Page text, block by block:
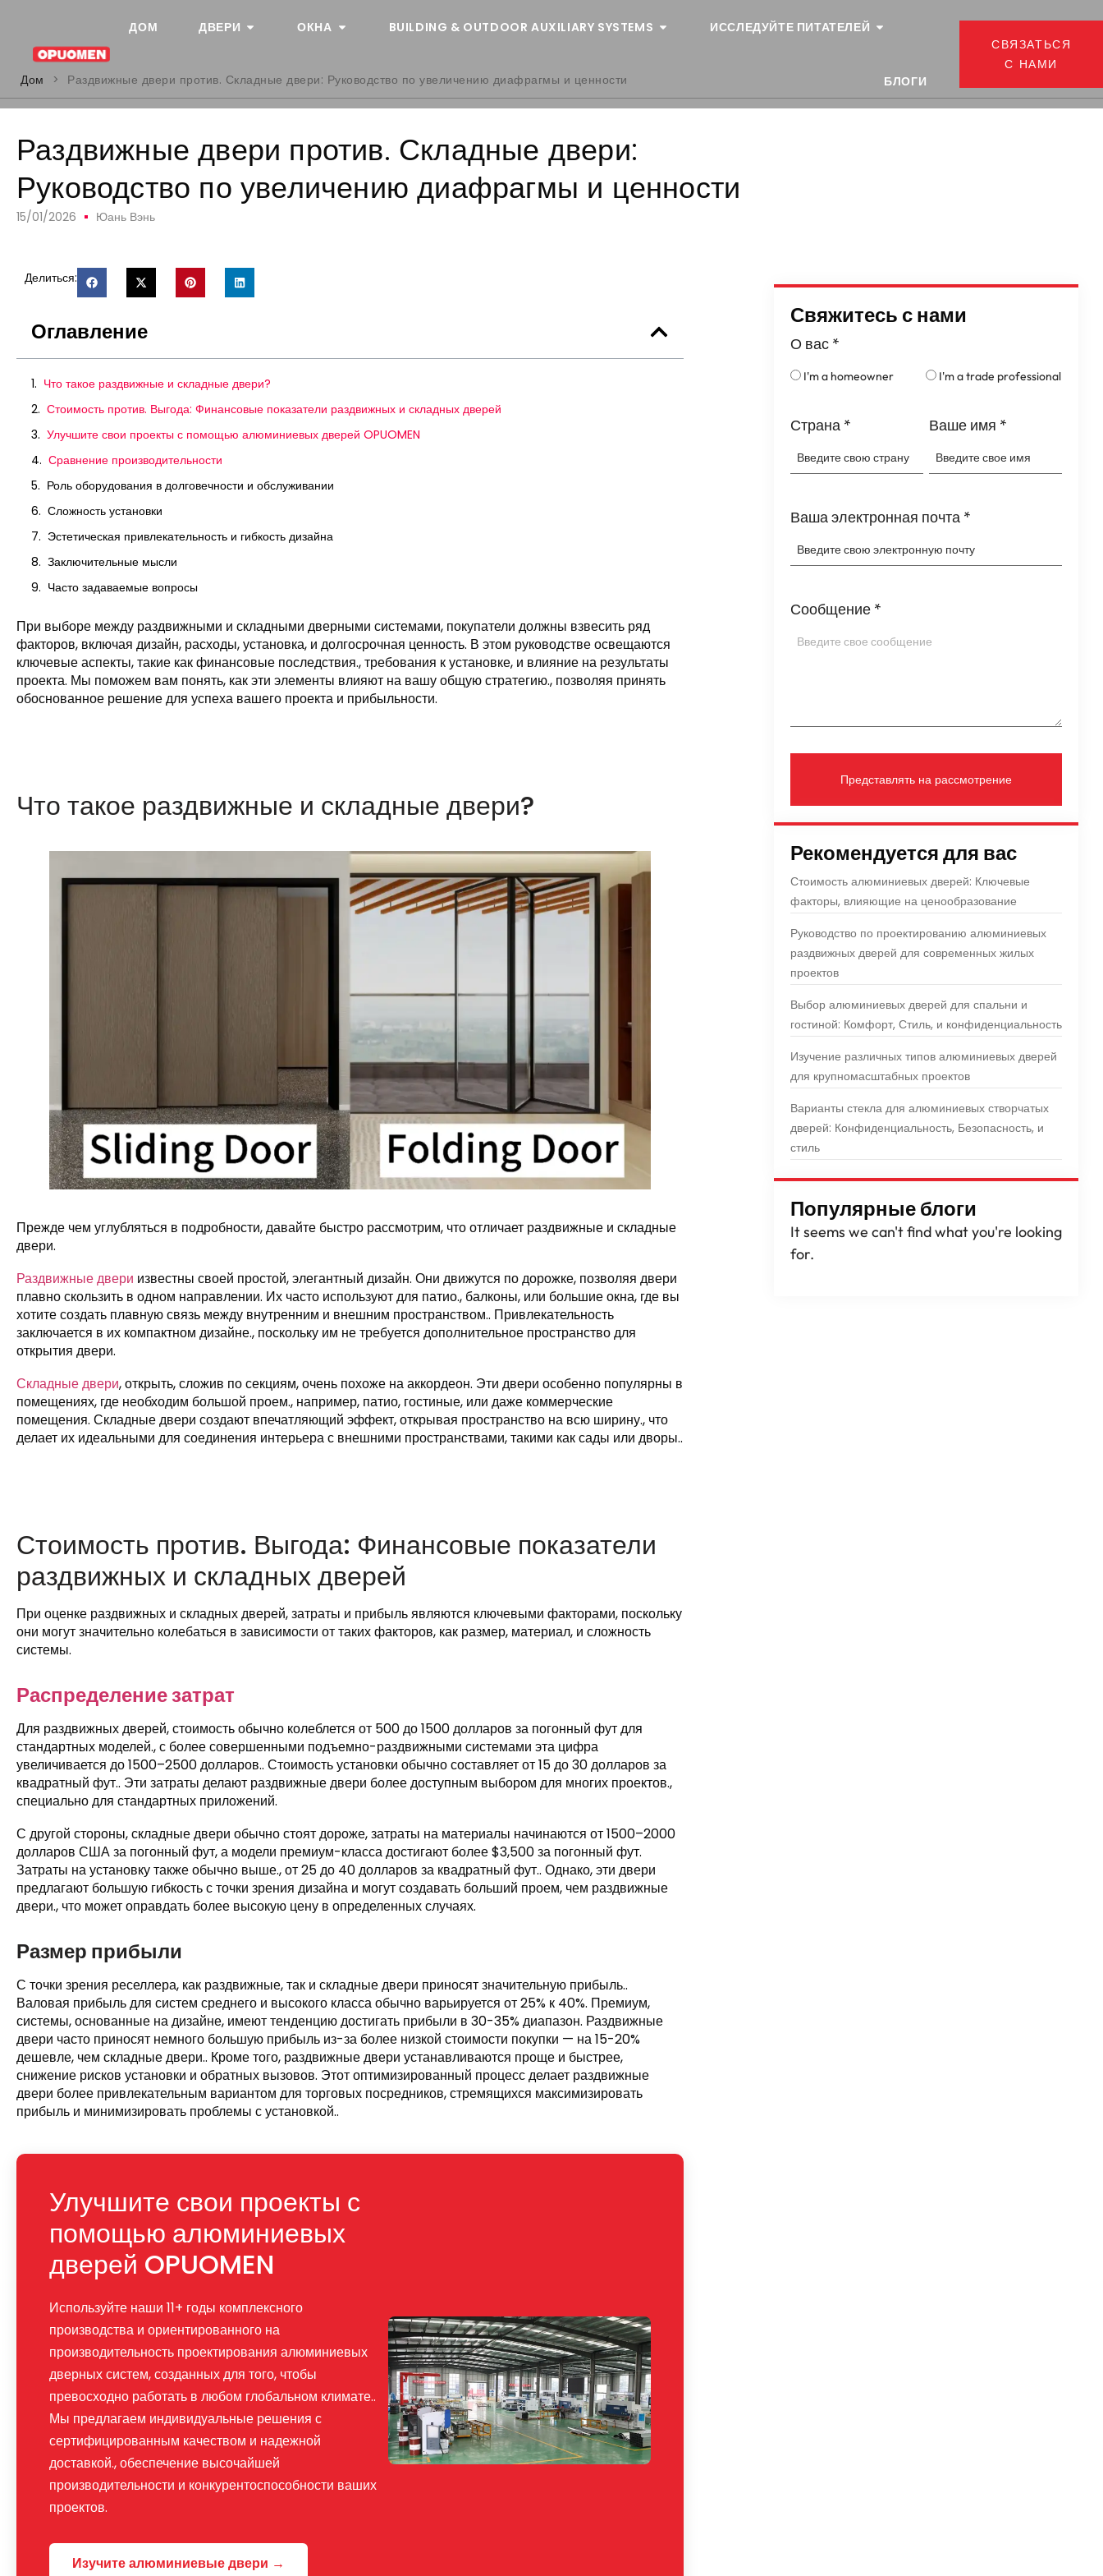
ДОМ ДВЕРИ ОКНА BUILDING & OUTDOOR AUXILIARY SYSTEMS ИССЛЕДУЙТЕ ПИТАТЕЛЕЙ
БЛОГИ
СВЯЗАТЬСЯ
С НАМИ
Дом
> Раздвижные двери против. Складные двери: Руководство по увеличению диафрагмы и ценности
Раздвижные двери против. Складные двери:
Руководство по увеличению диафрагмы и ценности
15/01/2026 Юань Вэнь
Делиться:
Оглавление
Что такое раздвижные и складные двери?
Стоимость против. Выгода: Финансовые показатели раздвижных и складных дверей
Улучшите свои проекты с помощью алюминиевых дверей OPUOMEN
Сравнение производительности
Роль оборудования в долговечности и обслуживании
Сложность установки
Эстетическая привлекательность и гибкость дизайна
Заключительные мысли
Часто задаваемые вопросы
При выборе между раздвижными и складными дверными системами, покупатели должны взвесить ряд
факторов, включая дизайн, расходы, установка, и долгосрочная ценность. В этом руководстве освещаются
ключевые аспекты, такие как финансовые последствия., требования к установке, и влияние на результаты
проекта. Мы поможем вам понять, как эти элементы влияют на вашу общую стратегию., позволяя принять
обоснованное решение для успеха вашего проекта и прибыльности.
Что такое раздвижные и складные двери?
Прежде чем углубляться в подробности, давайте быстро рассмотрим, что отличает раздвижные и складные
двери.
Раздвижные двери известны своей простой, элегантный дизайн. Они движутся по дорожке, позволяя двери
плавно скользить в одном направлении. Их часто используют для патио., балконы, или большие окна, где вы
хотите создать плавную связь между внутренним и внешним пространством.. Привлекательность
заключается в их компактном дизайне., поскольку им не требуется дополнительное пространство для
открытия двери.
Складные двери, открыть, сложив по секциям, очень похоже на аккордеон. Эти двери особенно популярны в
помещениях, где необходим большой проем., например, патио, гостиные, или даже коммерческие
помещения. Складные двери создают впечатляющий эффект, открывая пространство на всю ширину., что
делает их идеальными для соединения интерьера с внешними пространствами, такими как сады или дворы..
Стоимость против. Выгода: Финансовые показатели
раздвижных и складных дверей
При оценке раздвижных и складных дверей, затраты и прибыль являются ключевыми факторами, поскольку
они могут значительно колебаться в зависимости от таких факторов, как размер, материал, и сложность
системы.
Распределение затрат
Для раздвижных дверей, стоимость обычно колеблется от 500 до 1500 долларов за погонный фут для
стандартных моделей., с более совершенными подъемно-раздвижными системами эта цифра
увеличивается до 1500–2500 долларов.. Стоимость установки обычно составляет от 15 до 30 долларов за
квадратный фут.. Эти затраты делают раздвижные двери более доступным выбором для многих проектов.,
специально для стандартных приложений.
С другой стороны, складные двери обычно стоят дороже, затраты на материалы начинаются от 1500–2000
долларов США за погонный фут, а модели премиум-класса достигают более $3,500 за погонный фут.
Затраты на установку также обычно выше., от 25 до 40 долларов за квадратный фут.. Однако, эти двери
предлагают большую гибкость с точки зрения дизайна и могут создавать больший проем, чем раздвижные
двери., что может оправдать более высокую цену в определенных случаях.
Размер прибыли
С точки зрения реселлера, как раздвижные, так и складные двери приносят значительную прибыль..
Валовая прибыль для систем среднего и высокого класса обычно варьируется от 25% к 40%. Премиум,
системы, основанные на дизайне, имеют тенденцию достигать прибыли в 30-35% диапазон. Раздвижные
двери часто приносят немного большую прибыль из-за более низкой стоимости покупки — на 15-20%
дешевле, чем складные двери.. Кроме того, раздвижные двери устанавливаются проще и быстрее,
снижение рисков установки и обратных вызовов. Этот оптимизированный процесс делает раздвижные
двери более привлекательным вариантом для торговых посредников, стремящихся максимизировать
прибыль и минимизировать проблемы с установкой..
Улучшите свои проекты с
помощью алюминиевых
дверей OPUOMEN
Используйте наши 11+ годы комплексного
производства и ориентированного на
производительность проектирования алюминиевых
дверных систем, созданных для того, чтобы
превосходно работать в любом глобальном климате..
Мы предлагаем индивидуальные решения с
сертифицированным качеством и надежной
доставкой., обеспечение высочайшей
производительности и конкурентоспособности ваших
проектов.
Изучите алюминиевые двери →
Свяжитесь с нами
О вас *
I'm a homeowner I'm a trade professional
Страна * Ваше имя *
Ваша электронная почта *
Сообщение *
Представлять на рассмотрение
Рекомендуется для вас
Стоимость алюминиевых дверей: Ключевые
факторы, влияющие на ценообразование
Руководство по проектированию алюминиевых
раздвижных дверей для современных жилых
проектов
Выбор алюминиевых дверей для спальни и
гостиной: Комфорт, Стиль, и конфиденциальность
Изучение различных типов алюминиевых дверей
для крупномасштабных проектов
Варианты стекла для алюминиевых створчатых
дверей: Конфиденциальность, Безопасность, и
стиль
Популярные блоги
It seems we can't find what you're looking
for.